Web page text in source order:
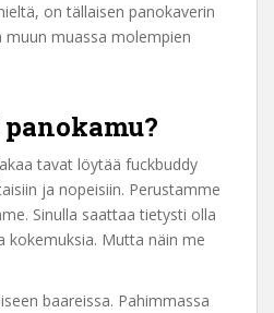
on tällaisen panokaverin
muassa molempien
tavat löytää fuckbuddy
ja nopeisiin. Perustamme
Sinulla saattaa tietysti olla
kokemuksia. Mutta näin me
baareissa. Pahimmassa